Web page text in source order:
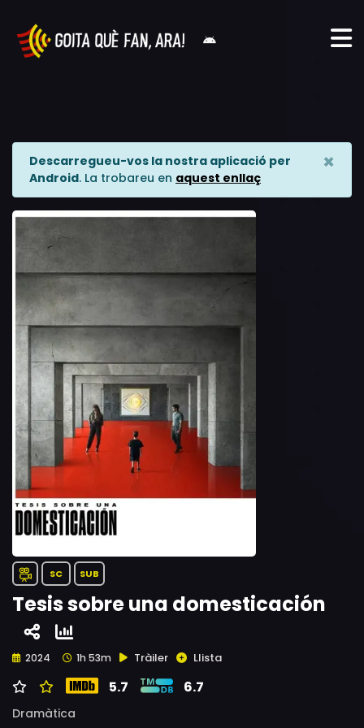
Descarregueu-vos la nostra aplicació per
Android. La trobareu en aquest enllaç
×
SC SUB
Tesis sobre una domesticación
2024 1h 53m Tràiler Llista
5.7 6.7
Dramàtica